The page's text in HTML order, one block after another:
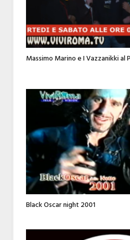
Massimo Marino e I Vazzanikki al
Black Oscar night 2001